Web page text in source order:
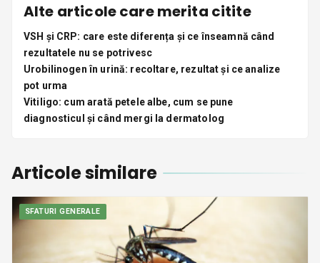
Alte articole care merita citite
VSH și CRP: care este diferența și ce înseamnă când
rezultatele nu se potrivesc
Urobilinogen în urină: recoltare, rezultat și ce analize
pot urma
Vitiligo: cum arată petele albe, cum se pune
diagnosticul și când mergi la dermatolog
Articole similare
SFATURI GENERALE